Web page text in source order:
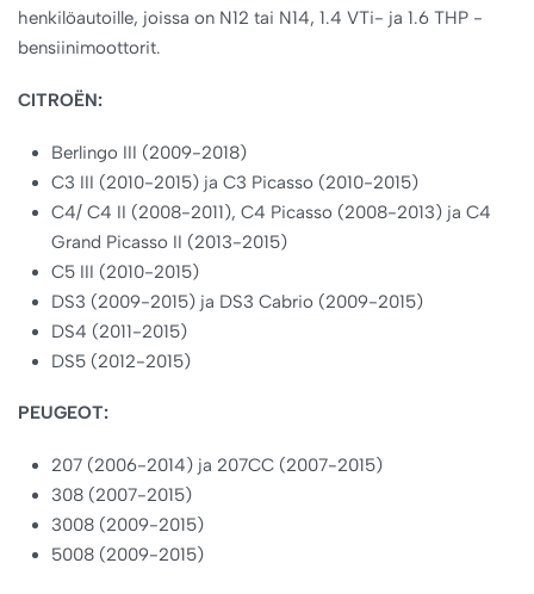
henkilöautoille, joissa on N12 tai N14, 1.4 VTi- ja 1.6 THP -
bensiinimoottorit.
CITROËN:
Berlingo III (2009-2018)
C3 III (2010-2015) ja C3 Picasso (2010-2015)
C4/ C4 II (2008-2011), C4 Picasso (2008-2013) ja C4
Grand Picasso II (2013-2015)
C5 III (2010-2015)
DS3 (2009-2015) ja DS3 Cabrio (2009-2015)
DS4 (2011-2015)
DS5 (2012-2015)
PEUGEOT:
207 (2006-2014) ja 207CC (2007-2015)
308 (2007-2015)
3008 (2009-2015)
5008 (2009-2015)